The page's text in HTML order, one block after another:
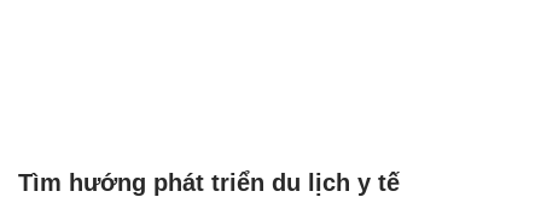
Tìm hướng phát triển du lịch y tế